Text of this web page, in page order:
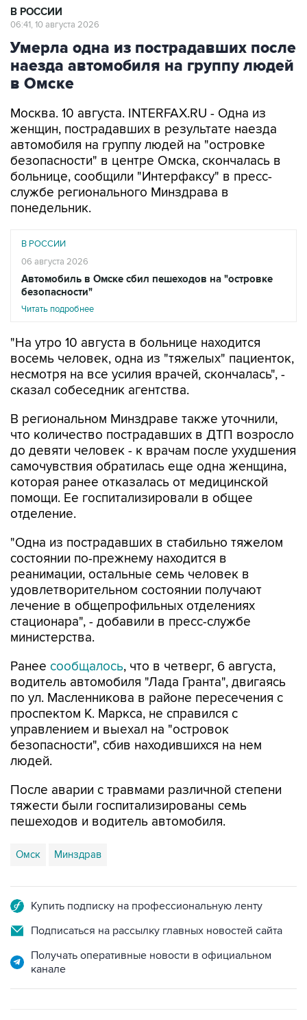
В РОССИИ
06:41, 10 августа 2026
Умерла одна из пострадавших после
наезда автомобиля на группу людей
в Омске
Москва. 10 августа. INTERFAX.RU - Одна из
женщин, пострадавших в результате наезда
автомобиля на группу людей на "островке
безопасности" в центре Омска, скончалась в
больнице, сообщили "Интерфаксу" в пресс-
службе регионального Минздрава в
понедельник.
В РОССИИ
06 августа 2026
Автомобиль в Омске сбил пешеходов на "островке
безопасности"
Читать подробнее
"На утро 10 августа в больнице находится
восемь человек, одна из "тяжелых" пациенток,
несмотря на все усилия врачей, скончалась", -
сказал собеседник агентства.
В региональном Минздраве также уточнили,
что количество пострадавших в ДТП возросло
до девяти человек - к врачам после ухудшения
самочувствия обратилась еще одна женщина,
которая ранее отказалась от медицинской
помощи. Ее госпитализировали в общее
отделение.
"Одна из пострадавших в стабильно тяжелом
состоянии по-прежнему находится в
реанимации, остальные семь человек в
удовлетворительном состоянии получают
лечение в общепрофильных отделениях
стационара", - добавили в пресс-службе
министерства.
Ранее сообщалось, что в четверг, 6 августа,
водитель автомобиля "Лада Гранта", двигаясь
по ул. Масленникова в районе пересечения с
проспектом К. Маркса, не справился с
управлением и выехал на "островок
безопасности", сбив находившихся на нем
людей.
После аварии с травмами различной степени
тяжести были госпитализированы семь
пешеходов и водитель автомобиля.
Омск Минздрав
Купить подписку на профессиональную ленту
Подписаться на рассылку главных новостей сайта
Получать оперативные новости в официальном
канале